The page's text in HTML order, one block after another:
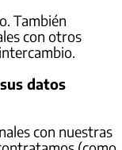
También
con otros
datos
con nuestras